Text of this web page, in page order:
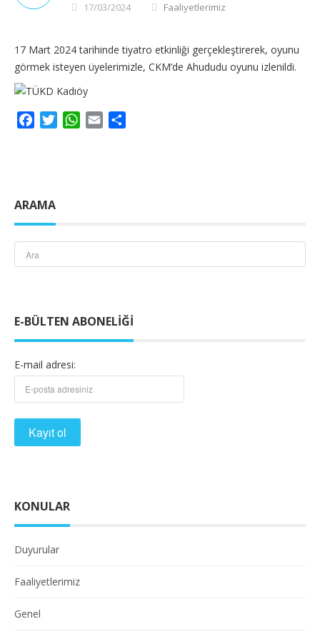
17/03/2024 Faaliyetlerimiz
17 Mart 2024 tarihinde tiyatro etkinliği gerçekleştirerek, oyunu
görmek isteyen üyelerimizle, CKM’de Ahududu oyunu izlenildi.
FacebookTwitterWhatsApp
Email
ARAMA
E-BÜLTEN ABONELIĞI
E-mail adresi:
KONULAR
Duyurular
Faaliyetlerimiz
Genel